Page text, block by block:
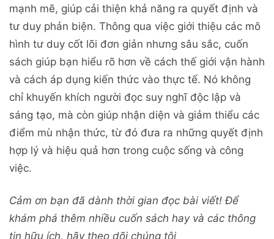
mạnh mẽ, giúp cải thiện khả năng ra quyết định và
tư duy phản biện. Thông qua việc giới thiệu các mô
hình tư duy cốt lõi đơn giản nhưng sâu sắc, cuốn
sách giúp bạn hiểu rõ hơn về cách thế giới vận hành
và cách áp dụng kiến thức vào thực tế. Nó không
chỉ khuyến khích người đọc suy nghĩ độc lập và
sáng tạo, mà còn giúp nhận diện và giảm thiểu các
điểm mù nhận thức, từ đó đưa ra những quyết định
hợp lý và hiệu quả hơn trong cuộc sống và công
việc.
Cảm ơn bạn đã dành thời gian đọc bài viết! Để
khám phá thêm nhiều cuốn sách hay và các thông
tin hữu ích, hãy theo dõi chúng tôi